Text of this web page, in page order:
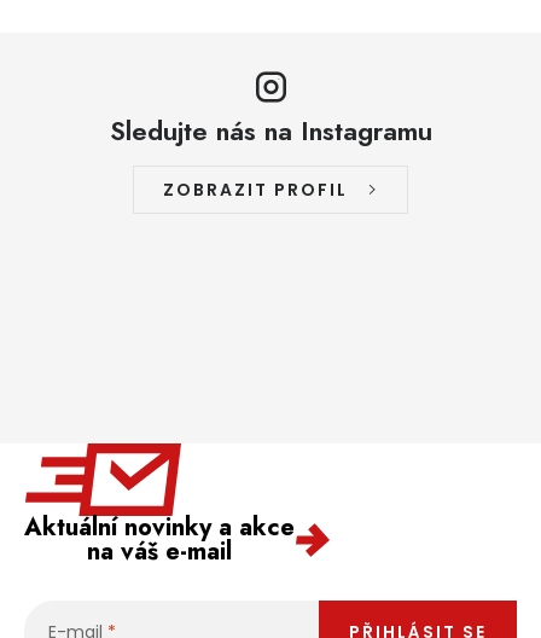
Sledujte nás na Instagramu
ZOBRAZIT PROFIL
Aktuální novinky a akce
na váš e-mail
E-mail PŘIHLÁSIT SE